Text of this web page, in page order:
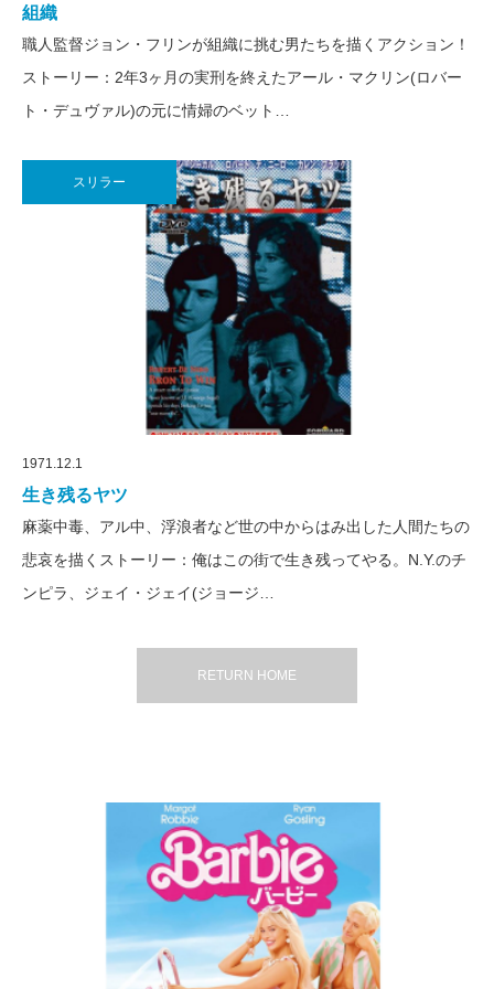
組織
職人監督ジョン・フリンが組織に挑む男たちを描くアクション！
ストーリー：2年3ヶ月の実刑を終えたアール・マクリン(ロバー
ト・デュヴァル)の元に情婦のベット…
スリラー
1971.12.1
生き残るヤツ
麻薬中毒、アル中、浮浪者など世の中からはみ出した人間たちの
悲哀を描くストーリー：俺はこの街で生き残ってやる。N.Y.のチ
ンピラ、ジェイ・ジェイ(ジョージ…
RETURN HOME